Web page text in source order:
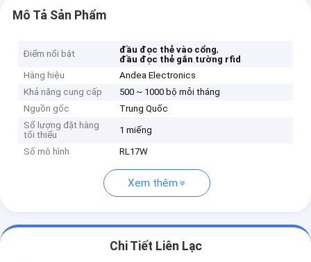
Mô Tả Sản Phẩm
Điểm nổi bật đầu đọc thẻ vào cổng,
đầu đọc thẻ gắn tường rfid
Hàng hiệu
Andea Electronics
Khả năng cung cấp
500 ~ 1000 bộ mỗi tháng
Nguồn gốc
Trung Quốc
Số lượng đặt hàng
tối thiểu
1 miếng
Số mô hình RL17W
Xem thêm
Chi Tiết Liên Lạc